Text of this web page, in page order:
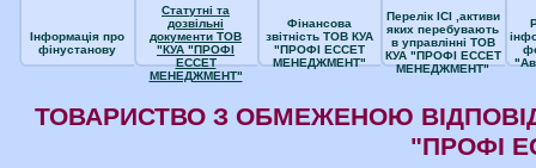
Інформація про
фінустанову
Статутні та
дозвільні
документи ТОВ
"КУА "ПРОФІ
ЕССЕТ
МЕНЕДЖМЕНТ"
Фінансова
звітність ТОВ КУА
"ПРОФІ ЕССЕТ
МЕНЕДЖМЕНТ"
Перелік ІСІ ,активи
яких перебувають
в управлінні ТОВ
КУА "ПРОФІ ЕССЕТ
МЕНЕДЖМЕНТ"
ТОВАРИСТВО З ОБМЕЖЕНОЮ
"ПРОФІ